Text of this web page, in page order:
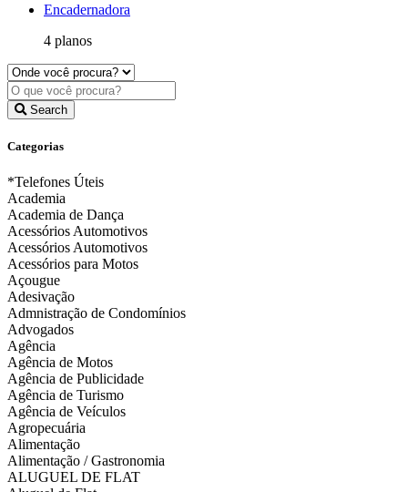
Encadernadora
4 planos
Search
Categorias
*Telefones Úteis
Academia
Academia de Dança
Acessórios Automotivos
Acessórios Automotivos
Acessórios para Motos
Açougue
Adesivação
Admnistração de Condomínios
Advogados
Agência
Agência de Motos
Agência de Publicidade
Agência de Turismo
Agência de Veículos
Agropecuária
Alimentação
Alimentação / Gastronomia
ALUGUEL DE FLAT